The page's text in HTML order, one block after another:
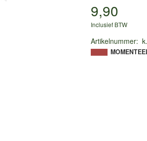
9,90
Inclusief BTW
Artikelnummer: